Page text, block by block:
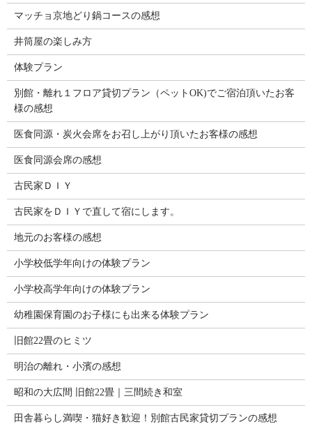
マッチョ京地どり鍋コースの感想
井筒屋の楽しみ方
体験プラン
別館・離れ１フロア貸切プラン（ペットOK)でご宿泊頂いたお客
様の感想
医食同源・炭火会席をお召し上がり頂いたお客様の感想
医食同源会席の感想
古民家ＤＩＹ
古民家をＤＩＹで直して宿にします。
地元のお客様の感想
小学校低学年向けの体験プラン
小学校高学年向けの体験プラン
幼稚園保育園のお子様にも出来る体験プラン
旧館22畳のヒミツ
明治の離れ・小濱の感想
昭和の大広間 旧館22畳｜三間続き和室
田舎暮らし満喫・猫好き歓迎！別館古民家貸切プランの感想